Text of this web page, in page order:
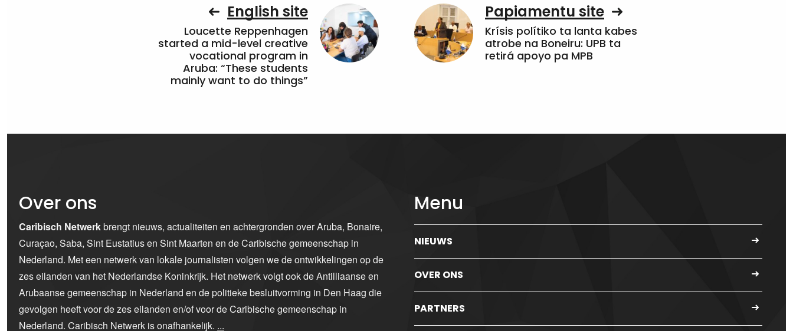
English site
Loucette Reppenhagen
started a mid-level creative
vocational program in
Aruba: “These students
mainly want to do things”
Papiamentu site
Krísis polítiko ta lanta kabes
atrobe na Boneiru: UPB ta
retirá apoyo pa MPB
Over ons
Caribisch Netwerkbrengt nieuws, actualiteiten en achtergronden over Aruba, Bonaire,
Curaçao, Saba, Sint Eustatius en Sint Maarten en de Caribische gemeenschap in
Nederland. Met een netwerk van lokale journalisten volgen we de ontwikkelingen op de
zes eilanden van het Nederlandse Koninkrijk. Het netwerk volgt ook de Antilliaanse en
Arubaanse gemeenschap in Nederland en de politieke besluitvorming in Den Haag die
gevolgen heeft voor de zes eilanden en/of voor de Caribische gemeenschap in
Nederland. Caribisch Netwerk is onafhankelijk. ...
Menu
NIEUWS
OVER ONS
PARTNERS